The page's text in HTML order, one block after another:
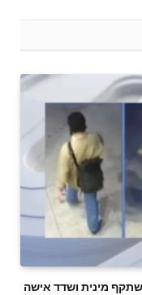
מינית ושדד אישה